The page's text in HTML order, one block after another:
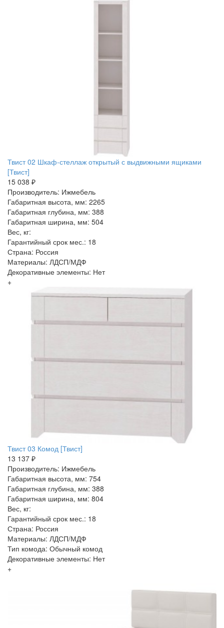
Твист 02 Шкаф-стеллаж открытый с выдвижными ящиками
[Твист]
15 038 ₽
Производитель: Ижмебель
Габаритная высота, мм: 2265
Габаритная глубина, мм: 388
Габаритная ширина, мм: 504
Вес, кг:
Гарантийный срок мес.: 18
Страна: Россия
Материалы: ЛДСП/МДФ
Декоративные элементы: Нет
+
Твист 03 Комод [Твист]
13 137 ₽
Производитель: Ижмебель
Габаритная высота, мм: 754
Габаритная глубина, мм: 388
Габаритная ширина, мм: 804
Вес, кг:
Гарантийный срок мес.: 18
Страна: Россия
Материалы: ЛДСП/МДФ
Тип комода: Обычный комод
Декоративные элементы: Нет
+